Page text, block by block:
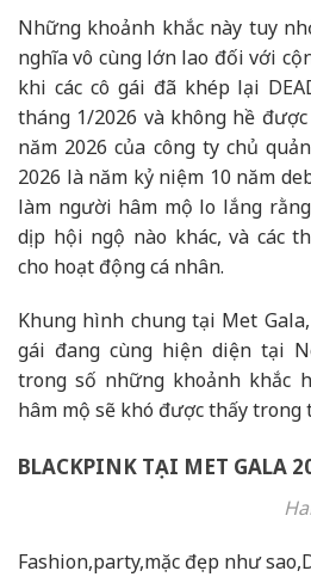
Những khoảnh khắc này tuy
nghĩa vô cùng lớn lao đối với
khi các cô gái đã khép lại
tháng 1/2026 và không hề
năm 2026 của công ty chủ
2026 là năm kỷ niệm 10 năm
làm người hâm mộ lo lắng rằng
dịp hội ngộ nào khác, và các
cho hoạt động cá nhân.
Khung hình chung tại Met
gái đang cùng hiện diện tại
trong số những khoảnh khắc
hâm mộ sẽ khó được thấy trong
BLACKPINK TẠI MET GALA
Fashion,party,mặc đẹp như